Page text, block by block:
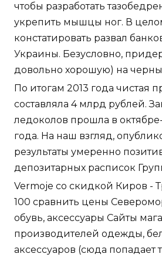
чтобы разработать
укрепить мышцы ног. В
констатировать развал
Украины. Безусловно,
довольно хорошую) на
По итогам 2013 года чистая
составляла 4 млрд рублей.
ледоколов прошла в
года. На наш взгляд,
результаты умеренно
депозитарных расписок
Vermoje со скидкой Киров -
100 сравнить цены
обувь, аксессуары Сайты
производителей одежды,
аксессуаров (сюда попадает